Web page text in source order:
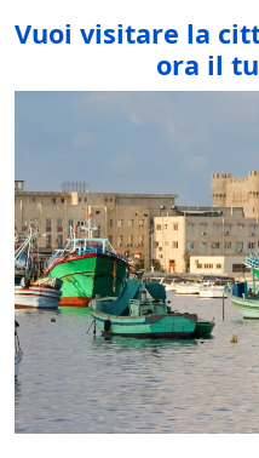
Vuoi visitare la
ora il